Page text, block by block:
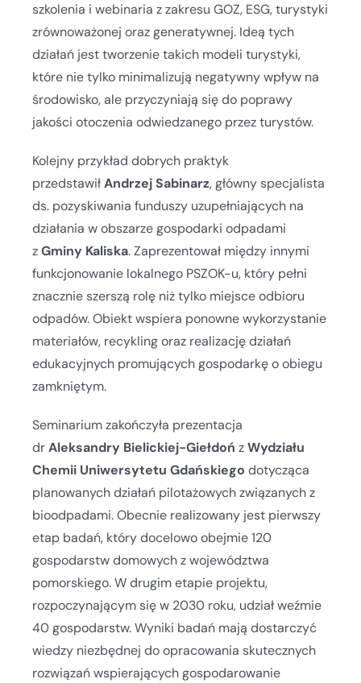
szkolenia i webinaria z zakresu GOZ, ESG, turystyki
zrównoważonej oraz generatywnej. Ideą tych
działań jest tworzenie takich modeli turystyki,
które nie tylko minimalizują negatywny wpływ na
środowisko, ale przyczyniają się do poprawy
jakości otoczenia odwiedzanego przez turystów.
Kolejny przykład dobrych praktyk
przedstawiłAndrzej Sabinarz, główny specjalista
ds. pozyskiwania funduszy uzupełniających na
działania w obszarze gospodarki odpadami
zGminy Kaliska. Zaprezentował między innymi
funkcjonowanie lokalnego PSZOK-u, który pełni
znacznie szerszą rolę niż tylko miejsce odbioru
odpadów. Obiekt wspiera ponowne wykorzystanie
materiałów, recykling oraz realizację działań
edukacyjnych promujących gospodarkę o obiegu
zamkniętym.
Seminarium zakończyła prezentacja
drAleksandry Bielickiej-Giełdoń zWydziału
Chemii Uniwersytetu Gdańskiego dotycząca
planowanych działań pilotażowych związanych z
bioodpadami. Obecnie realizowany jest pierwszy
etap badań, który docelowo obejmie 120
gospodarstw domowych z województwa
pomorskiego. W drugim etapie projektu,
rozpoczynającym się w 2030 roku, udział weźmie
40 gospodarstw. Wyniki badań mają dostarczyć
wiedzy niezbędnej do opracowania skutecznych
rozwiązań wspierających gospodarowanie